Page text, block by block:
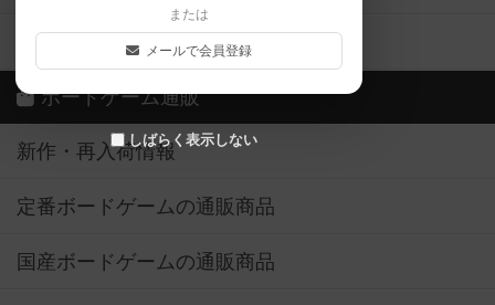
または
メールで会員登録
しばらく表示しない
ボドゲーマご利用案内
ボードゲーム通販
新作・再入荷情報
定番ボードゲームの通販商品
国産ボードゲームの通販商品